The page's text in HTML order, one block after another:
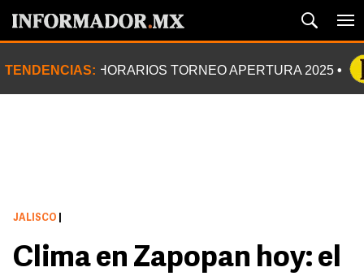
TENDENCIAS: HORARIOS TORNEO APERTURA 2025
JALISCO
Clima en Zapopan hoy: el